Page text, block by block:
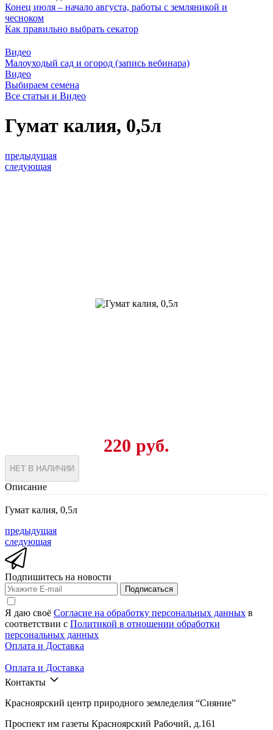
Конец июля – начало августа, работы с земляникой и
чесноком
Как правильно выбрать секатор
Видео
Малоуходый сад и огород (запись вебинара)
Видео
Выбираем семена
Все cтатьи и Видео
Гумат калия, 0,5л
предыдущая
следующая
220 руб.
НЕТ В НАЛИЧИИ
Описание
Гумат калия, 0,5л
предыдущая
следующая
Подпишитесь на новости
Подписаться
Я даю своё Согласие на обработку персональных данных в
соответствии с Политикой в отношении обработки
персональных данных
Оплата и Доставка
Оплата и Доставка
Контакты
Красноярский центр природного земледелия “Сияние”
Проспект им газеты Красноярский Рабочий, д.161